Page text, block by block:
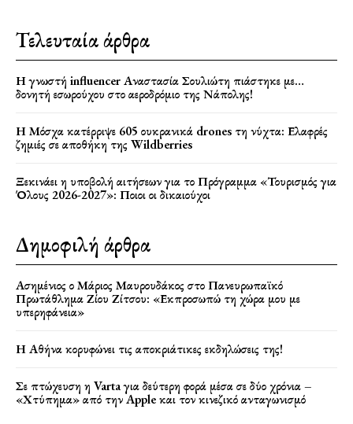
Τελευταία άρθρα
Η γνωστή influencer Αναστασία Σουλιώτη πιάστηκε με…
δονητή εσωρούχου στο αεροδρόμιο της Νάπολης!
Η Μόσχα κατέρριψε 605 ουκρανικά drones τη νύχτα: Ελαφρές
ζημιές σε αποθήκη της Wildberries
Ξεκινάει η υποβολή αιτήσεων για το Πρόγραμμα «Τουρισμός για
Όλους 2026-2027»: Ποιοι οι δικαιούχοι
Δημοφιλή άρθρα
Ασημένιος ο Μάριος Μαυρουδάκος στο Πανευρωπαϊκό
Πρωτάθλημα Ζίου Ζίτσου: «Εκπροσωπώ τη χώρα μου με
υπερηφάνεια»
Η Αθήνα κορυφώνει τις αποκριάτικες εκδηλώσεις της!
Σε πτώχευση η Varta για δεύτερη φορά μέσα σε δύο χρόνια –
«Χτύπημα» από την Apple και τον κινεζικό ανταγωνισμό